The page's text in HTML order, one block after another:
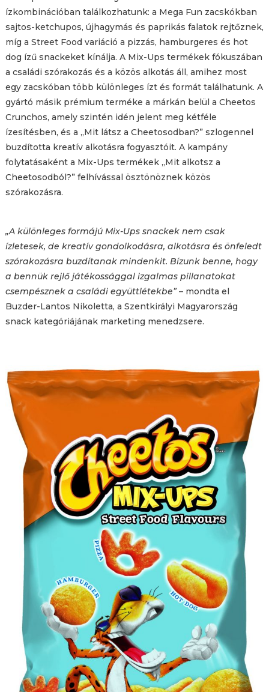
ízkombinációban találkozhatunk: a Mega Fun zacskókban
sajtos-ketchupos, újhagymás és paprikás falatok rejtőznek,
míg a Street Food variáció a pizzás, hamburgeres és hot
dog ízű snackeket kínálja. A Mix-Ups termékek fókuszában
a családi szórakozás és a közös alkotás áll, amihez most
egy zacskóban több különleges ízt és formát találhatunk. A
gyártó másik prémium terméke a márkán belül a Cheetos
Crunchos, amely szintén idén jelent meg kétféle
ízesítésben, és a „Mit látsz a Cheetosodban?” szlogennel
buzdította kreatív alkotásra fogyasztóit. A kampány
folytatásaként a Mix-Ups termékek „Mit alkotsz a
Cheetosodból?” felhívással ösztönöznek közös
szórakozásra.
„A különleges formájú Mix-Ups snackek nem csak
ízletesek, de kreatív gondolkodásra, alkotásra és önfeledt
szórakozásra buzdítanak mindenkit. Bízunk benne, hogy
a bennük rejlő játékossággal izgalmas pillanatokat
csempésznek a családi együttlétekbe”– mondta el
Buzder-Lantos Nikoletta, a Szentkirályi Magyarország
snack kategóriájának marketing menedzsere.